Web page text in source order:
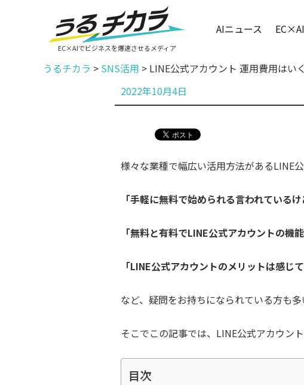
EC×AIでビジネスを爆速させるメディア
AIニュース
うるチカラ > SNS活用 > LINE公式アカウント 運用費用はい
投
稿
2022年10月4日
様々な業種で幅広い活用方法があるLINE
「手軽に無料で始められる言われているけ
「無料と有料でLINE公式アカウントの機
「LINE公式アカウントのメリットは感じ
など、疑問をお持ちになられている方も多
そこでこの記事では、LINE公式アカウン
目次